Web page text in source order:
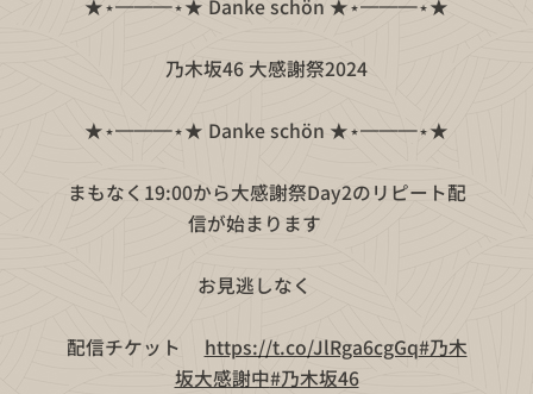
★⋆═══⋆★ Danke schön ★⋆═══⋆★
🎊💜乃木坂46 大感謝祭2024💜🎊
★⋆═══⋆★ Danke schön ★⋆═══⋆★
まもなく19:00から大感謝祭Day2のリピート配
信が始まります❣️
お見逃しなく🥳
配信チケット🎫 https://t.co/JlRga6cgGq#乃木
坂大感謝中#乃木坂46